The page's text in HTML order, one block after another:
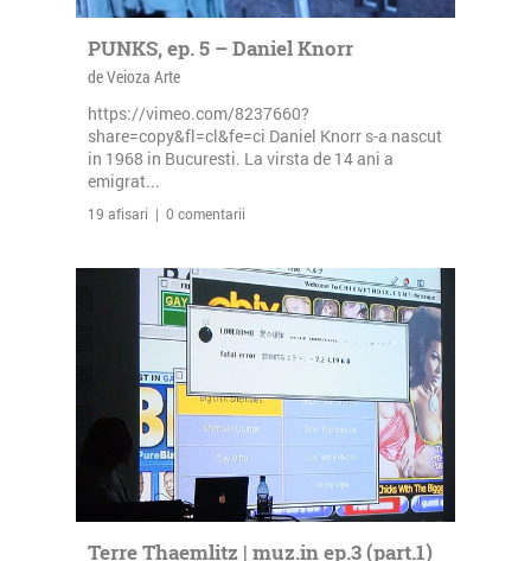
PUNKS, ep. 5 – Daniel Knorr
de Veioza Arte
https://vimeo.com/8237660?
share=copy&fl=cl&fe=ci Daniel Knorr s-a nascut
in 1968 in Bucuresti. La virsta de 14 ani a
emigrat...
19 afisari | 0 comentarii
Terre Thaemlitz | muz.in ep.3 (part.1)